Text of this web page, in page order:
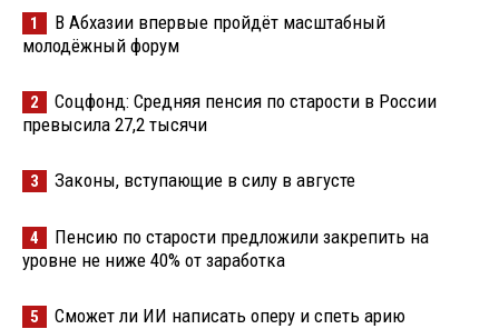
1
В Абхазии впервые пройдёт масштабный
молодёжный форум
2
Соцфонд: Средняя пенсия по старости в России
превысила 27,2 тысячи
3 Законы, вступающие в силу в августе
4
Пенсию по старости предложили закрепить на
уровне не ниже 40% от заработка
5 Сможет ли ИИ написать оперу и спеть арию